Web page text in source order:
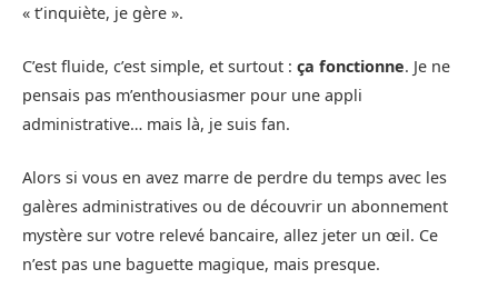
« t’inquiète, je gère ».
C’est fluide, c’est simple, et surtout : ça fonctionne. Je ne
pensais pas m’enthousiasmer pour une appli
administrative… mais là, je suis fan.
Alors si vous en avez marre de perdre du temps avec les
galères administratives ou de découvrir un abonnement
mystère sur votre relevé bancaire, allez jeter un œil. Ce
n’est pas une baguette magique, mais presque.